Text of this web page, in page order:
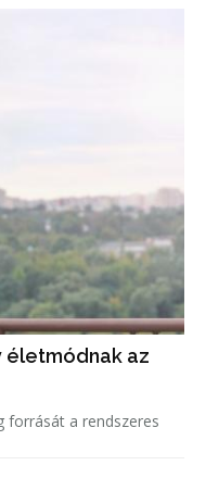
életmódnak az
forrását a rendszeres